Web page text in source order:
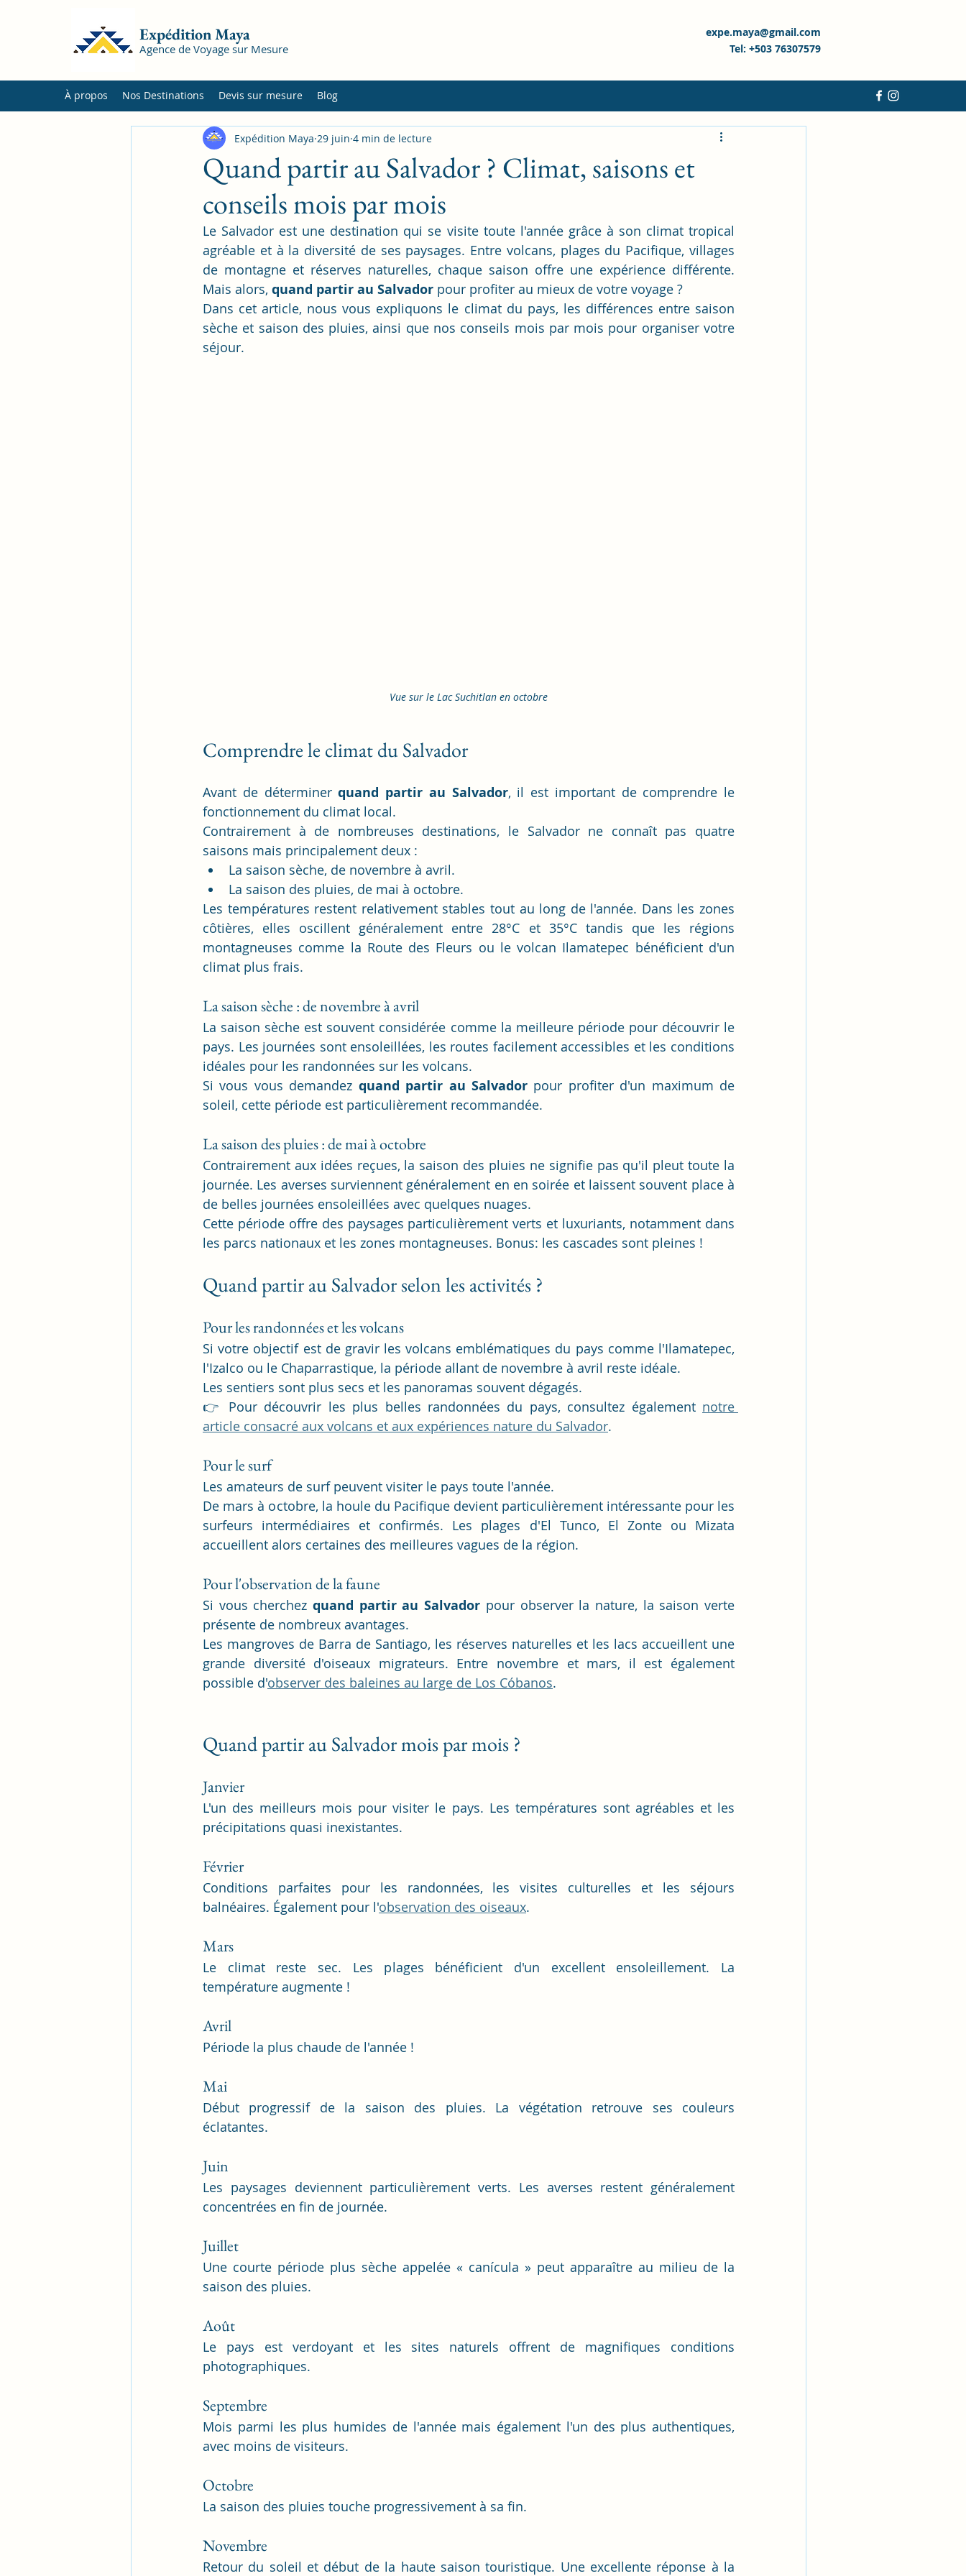
Expédition Maya
Agence de Voyage sur Mesure
expe.maya@gmail.com
Tel: +503 76307579
À propos Nos Destinations Devis sur mesure Blog
Quand partir au Salvador ? Climat, saisons et
conseils mois par mois
Expédition Maya 29 juin 4 min de lecture
Le Salvador est une destination qui se visite toute l'année grâce à son climat tropical
agréable et à la diversité de ses paysages. Entre volcans, plages du Pacifique, villages
de montagne et réserves naturelles, chaque saison offre une expérience différente.
Mais alors, quand partir au Salvador pour profiter au mieux de votre voyage ?
Dans cet article, nous vous expliquons le climat du pays, les différences entre saison
sèche et saison des pluies, ainsi que nos conseils mois par mois pour organiser votre
séjour.
Vue sur le Lac Suchitlan en octobre
Comprendre le climat du Salvador
Avant de déterminer quand partir au Salvador, il est important de comprendre le
fonctionnement du climat local.
Contrairement à de nombreuses destinations, le Salvador ne connaît pas quatre
saisons mais principalement deux :
La saison sèche, de novembre à avril.
La saison des pluies, de mai à octobre.
Les températures restent relativement stables tout au long de l'année. Dans les zones
côtières, elles oscillent généralement entre 28°C et 35°C tandis que les régions
montagneuses comme la Route des Fleurs ou le volcan Ilamatepec bénéficient d'un
climat plus frais.
La saison sèche : de novembre à avril
La saison sèche est souvent considérée comme la meilleure période pour découvrir le
pays. Les journées sont ensoleillées, les routes facilement accessibles et les conditions
idéales pour les randonnées sur les volcans.
Si vous vous demandez quand partir au Salvador pour profiter d'un maximum de
soleil, cette période est particulièrement recommandée.
La saison des pluies : de mai à octobre
Contrairement aux idées reçues, la saison des pluies ne signifie pas qu'il pleut toute la
journée. Les averses surviennent généralement en en soirée et laissent souvent place à
de belles journées ensoleillées avec quelques nuages.
Cette période offre des paysages particulièrement verts et luxuriants, notamment dans
les parcs nationaux et les zones montagneuses. Bonus: les cascades sont pleines !
Quand partir au Salvador selon les activités ?
Pour les randonnées et les volcans
Si votre objectif est de gravir les volcans emblématiques du pays comme l'Ilamatepec,
l'Izalco ou le Chaparrastique, la période allant de novembre à avril reste idéale.
Les sentiers sont plus secs et les panoramas souvent dégagés.
👉 Pour découvrir les plus belles randonnées du pays, consultez également notre
article consacré aux volcans et aux expériences nature du Salvador.
Pour le surf
Les amateurs de surf peuvent visiter le pays toute l'année.
De mars à octobre, la houle du Pacifique devient particulièrement intéressante pour les
surfeurs intermédiaires et confirmés. Les plages d'El Tunco, El Zonte ou Mizata
accueillent alors certaines des meilleures vagues de la région.
Pour l'observation de la faune
Si vous cherchez quand partir au Salvador pour observer la nature, la saison verte
présente de nombreux avantages.
Les mangroves de Barra de Santiago, les réserves naturelles et les lacs accueillent une
grande diversité d'oiseaux migrateurs. Entre novembre et mars, il est également
possible d'observer des baleines au large de Los Cóbanos.
Quand partir au Salvador mois par mois ?
Janvier
L'un des meilleurs mois pour visiter le pays. Les températures sont agréables et les
précipitations quasi inexistantes.
Février
Conditions parfaites pour les randonnées, les visites culturelles et les séjours
balnéaires. Également pour l'observation des oiseaux.
Mars
Le climat reste sec. Les plages bénéficient d'un excellent ensoleillement. La
température augmente !
Avril
Période la plus chaude de l'année !
Mai
Début progressif de la saison des pluies. La végétation retrouve ses couleurs
éclatantes.
Juin
Les paysages deviennent particulièrement verts. Les averses restent généralement
concentrées en fin de journée.
Juillet
Une courte période plus sèche appelée « canícula » peut apparaître au milieu de la
saison des pluies.
Août
Le pays est verdoyant et les sites naturels offrent de magnifiques conditions
photographiques.
Septembre
Mois parmi les plus humides de l'année mais également l'un des plus authentiques,
avec moins de visiteurs.
Octobre
La saison des pluies touche progressivement à sa fin.
Novembre
Retour du soleil et début de la haute saison touristique. Une excellente réponse à la